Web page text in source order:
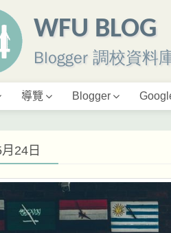
WFU BLOG
Blogger 調校資料
導覽 Blogger
24日